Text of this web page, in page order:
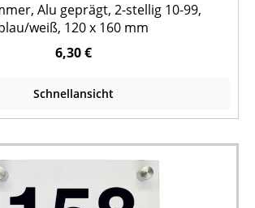
Alu geprägt, 2-stellig 10-99,
weiß, 120 x 160 mm
6,30 €
Schnellansicht